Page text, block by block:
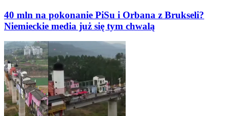
40 mln na pokonanie PiSu i Orbana z Brukseli?
Niemieckie media już się tym chwalą